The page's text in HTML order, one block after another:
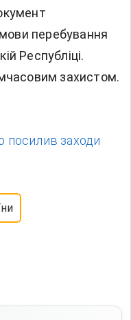
перебування
Республіці.
захистом.
посилив заходи